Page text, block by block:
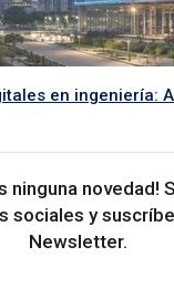
en ingeniería:
ninguna novedad!
sociales y
Newsletter.